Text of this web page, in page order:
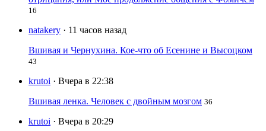
16
natakery · 11 часов назад
Вшивая и Чернухина. Кое-что об Есенине и Высоцком
43
krutoi · Вчера в 22:38
Вшивая ленка. Человек с двойным мозгом 36
krutoi · Вчера в 20:29